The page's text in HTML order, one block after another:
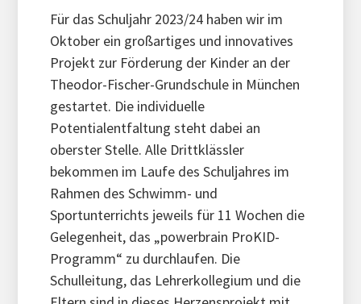
Für das Schuljahr 2023/24 haben wir im
Oktober ein großartiges und innovatives
Projekt zur Förderung der Kinder an der
Theodor-Fischer-Grundschule in München
gestartet. Die individuelle
Potentialentfaltung steht dabei an
oberster Stelle. Alle Drittklässler
bekommen im Laufe des Schuljahres im
Rahmen des Schwimm- und
Sportunterrichts jeweils für 11 Wochen die
Gelegenheit, das „powerbrain ProKID-
Programm“ zu durchlaufen. Die
Schulleitung, das Lehrerkollegium und die